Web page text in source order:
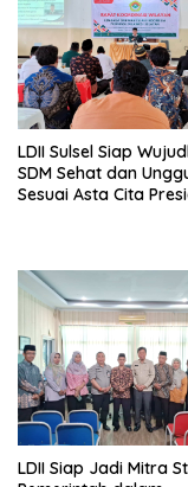
LDII Sulsel Siap
SDM Sehat dan
Sesuai Asta Cita
LDII Siap Jadi Mitra